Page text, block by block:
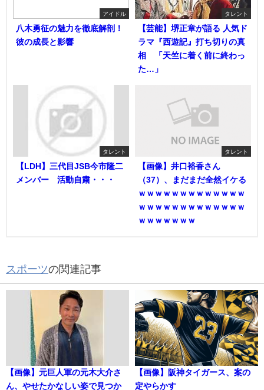
アイドル
八木勇征の魅力を徹底解剖！
彼の成長と影響
タレント
【芸能】堺正章が語る 人気ド
ラマ『西遊記』打ち切りの真
相 「天竺に着く前に終わっ
た…」
タレント
【LDH】三代目JSB今市隆二
メンバー 活動自粛・・・
タレント
【画像】井口裕香さん
（37）、まだまだ全然イケる
ｗｗｗｗｗｗｗｗｗｗｗｗｗ
ｗｗｗｗｗｗｗｗｗｗｗｗｗ
ｗｗｗｗｗｗｗ
スポーツの関連記事
【画像】元巨人軍の元木大介さ
ん、やせたかなしい姿で見つか
【画像】阪神タイガース、案の
定やらかす